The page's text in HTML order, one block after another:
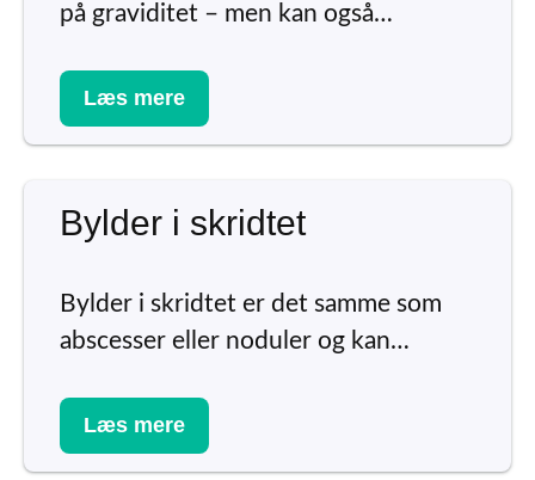
på graviditet – men kan også…
Læs mere
Bylder i skridtet
Bylder i skridtet er det samme som
abscesser eller noduler og kan…
Læs mere